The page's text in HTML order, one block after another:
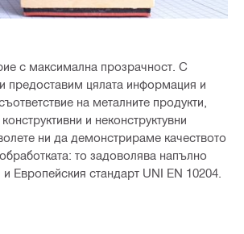
с максимална прозрачност. С
предоставим цялата информация и
на металните продукти,
и неконструктувни
ни да демонстрираме качеството
то задоволява напълно
Европейския стандарт UNI EN 10204.